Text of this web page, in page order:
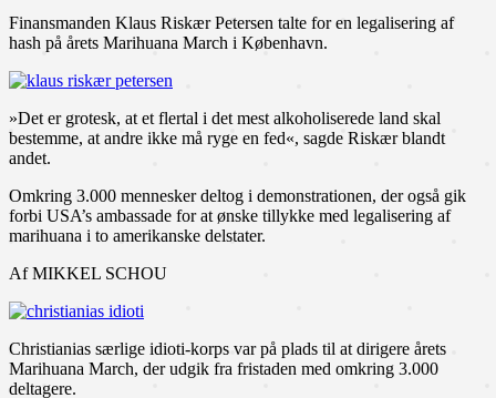
Finansmanden Klaus Riskær Petersen talte for en legalisering af
hash på årets Marihuana March i København.
»Det er grotesk, at et flertal i det mest alkoholiserede land skal
bestemme, at andre ikke må ryge en fed«, sagde Riskær blandt
andet.
Omkring 3.000 mennesker deltog i demonstrationen, der også gik
forbi USA’s ambassade for at ønske tillykke med legalisering af
marihuana i to amerikanske delstater.
Af MIKKEL SCHOU
Christianias særlige idioti-korps var på plads til at dirigere årets
Marihuana March, der udgik fra fristaden med omkring 3.000
deltagere.